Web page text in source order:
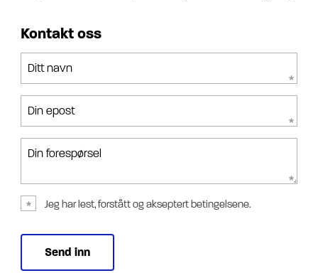
Kontakt oss
Ditt navn
Din epost
Din forespørsel
Jeg har lest, forstått og akseptert betingelsene.